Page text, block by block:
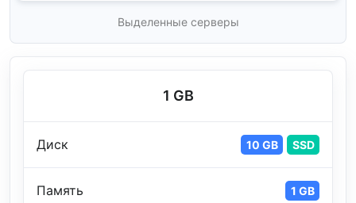
Выделенные серверы
1 GB
Диск 10 GB SSD
Память 1 GB